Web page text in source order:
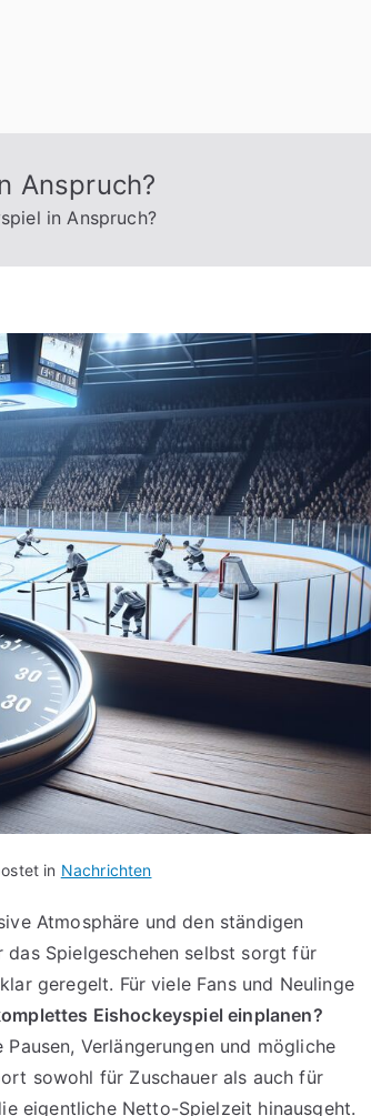
Anspruch?
in Anspruch?
in Nachrichten
Atmosphäre und den ständigen
Spielgeschehen selbst sorgt für
geregelt. Für viele Fans und Neulinge
Eishockeyspiel einplanen?
Verlängerungen und mögliche
sowohl für Zuschauer als auch für
eigentliche Netto-Spielzeit hinausgeht.